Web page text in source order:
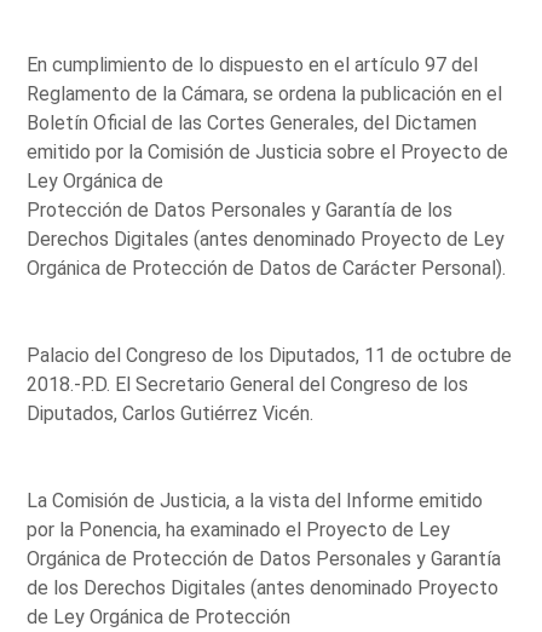
En cumplimiento de lo dispuesto en el artículo 97 del
Reglamento de la Cámara, se ordena la publicación en el
Boletín Oficial de las Cortes Generales, del Dictamen
emitido por la Comisión de Justicia sobre el Proyecto de
Ley Orgánica de
Protección de Datos Personales y Garantía de los
Derechos Digitales (antes denominado Proyecto de Ley
Orgánica de Protección de Datos de Carácter Personal).
Palacio del Congreso de los Diputados, 11 de octubre de
2018.-P.D. El Secretario General del Congreso de los
Diputados, Carlos Gutiérrez Vicén.
La Comisión de Justicia, a la vista del Informe emitido
por la Ponencia, ha examinado el Proyecto de Ley
Orgánica de Protección de Datos Personales y Garantía
de los Derechos Digitales (antes denominado Proyecto
de Ley Orgánica de Protección